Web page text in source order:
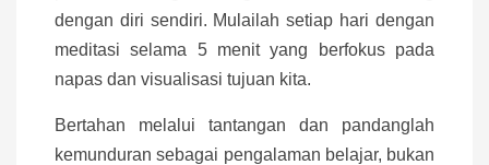
dengan diri sendiri. Mulailah setiap hari dengan
meditasi selama 5 menit yang berfokus pada
napas dan visualisasi tujuan kita.
Bertahan melalui tantangan dan pandanglah
kemunduran sebagai pengalaman belajar, bukan